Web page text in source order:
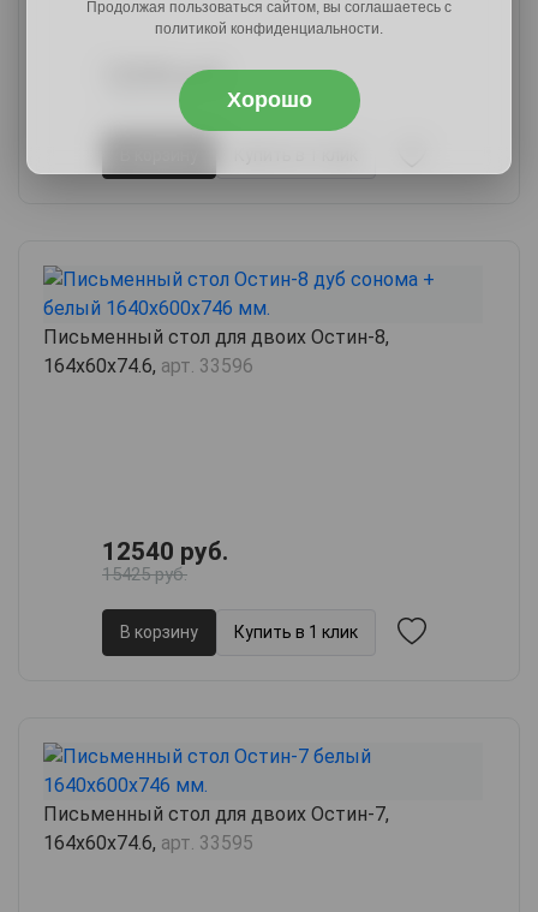
12540 руб.
15425 руб.
Письменный стол для двоих Остин-8,
164х60х74.6, арт. 33596
12540 руб.
15425 руб.
В корзину Купить в 1 клик
Письменный стол для двоих Остин-7,
164х60х74.6, арт. 33595
Продолжая пользоваться сайтом, вы соглашаетесь с
политикой конфиденциальности.
Хорошо